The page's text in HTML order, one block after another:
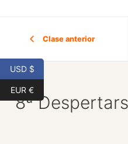
Clase anterior
8ª
USD $
EUR €